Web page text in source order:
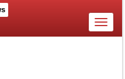
Toggle